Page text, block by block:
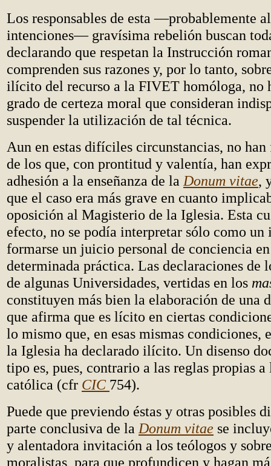
Los responsables de esta —probablemente
intenciones— gravísima rebelión buscan
declarando que respetan la Instrucción
comprenden sus razones y, por lo tanto,
ilícito del recurso a la FIVET homóloga, no
grado de certeza moral que consideran
suspender la utilización de tal técnica.
Aun en estas difíciles circunstancias, no
de los que, con prontitud y valentía, han
adhesión a la enseñanza de la Donum vitae,
que el caso era más grave en cuanto
oposición al Magisterio de la Iglesia. Esta
efecto, no se podía interpretar sólo como un
formarse un juicio personal de conciencia
determinada práctica. Las declaraciones de
de algunas Universidades, vertidas en los
constituyen más bien la elaboración de una
que afirma que es lícito en ciertas
lo mismo que, en esas mismas condiciones,
la Iglesia ha declarado ilícito. Un disenso
tipo es, pues, contrario a las reglas propias
católica (cfr CIC 754).
Puede que previendo éstas y otras posibles
parte conclusiva de la Donum vitae se
y alentadora invitación a los teólogos y
moralistas, para que profundicen y hagan